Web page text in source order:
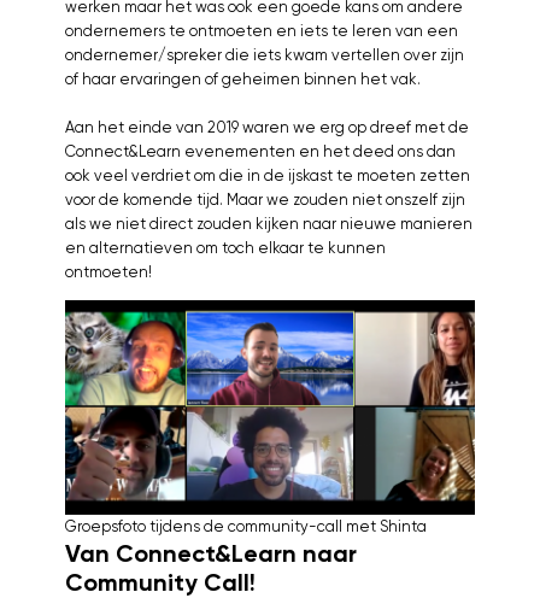
werken maar het was ook een goede kans om andere
ondernemers te ontmoeten en iets te leren van een
ondernemer/spreker die iets kwam vertellen over zijn
of haar ervaringen of geheimen binnen het vak.
Aan het einde van 2019 waren we erg op dreef met de
Connect&Learn evenementen en het deed ons dan
ook veel verdriet om die in de ijskast te moeten zetten
voor de komende tijd. Maar we zouden niet onszelf zijn
als we niet direct zouden kijken naar nieuwe manieren
en alternatieven om toch elkaar te kunnen
ontmoeten!
Groepsfoto tijdens de community-call met Shinta
Van Connect&Learn naar
Community Call!